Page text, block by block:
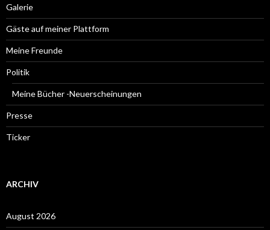
Galerie
Gäste auf meiner Plattform
Meine Freunde
Politik
Meine Bücher -Neuerscheinungen
Presse
Ticker
ARCHIV
August 2026